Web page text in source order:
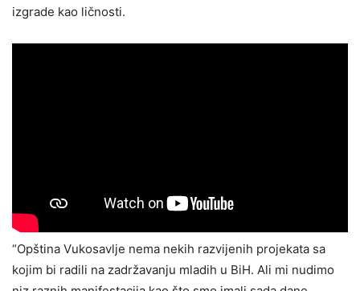
izgrade kao ličnosti.
“Opština Vukosavlje nema nekih razvijenih projekata sa
kojim bi radili na zadržavanju mladih u BiH. Ali mi nudimo